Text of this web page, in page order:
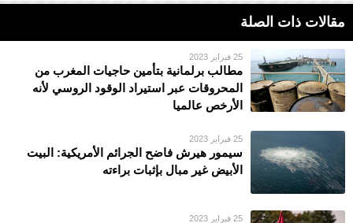
مقالات ذات الصلة
25 فبراير 2023
مطالب برلمانية بتأمين حاجيات المغرب من
المحروقات عبر استيراد الوقود الروسي لأنه
الأرخص عالميا
25 فبراير 2023
سيمور هيرش فاضح الجرائم الأمريكية: البيت
الأبيض غير مبال بإثبات براءته
25 فبراير 2023